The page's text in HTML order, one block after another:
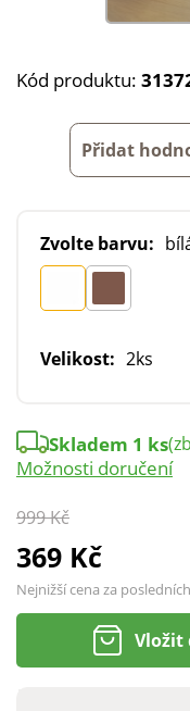
Kód produktu:
Přidat
Zvolte barvu:
Velikost: 2ks
999 Kč
369 Kč
Nejnižší cena za
Skladem 1 ks
Možnosti doručení
Vložit